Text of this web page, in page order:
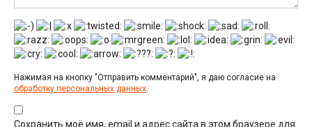
Нажимая на кнопку "Отправить комментарий", я даю согласие на
обработку персональных данных.
Сохранить моё имя, email и адрес сайта в этом браузере для